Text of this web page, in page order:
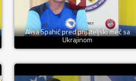
Alisa Spahić pred prijateljski meč sa
Ukrajinom